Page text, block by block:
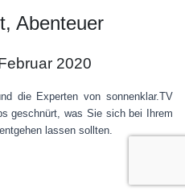
Abenteuer
2020
die Experten von sonnenklar.TV
geschnürt, was Sie sich bei Ihrem
lassen sollten.